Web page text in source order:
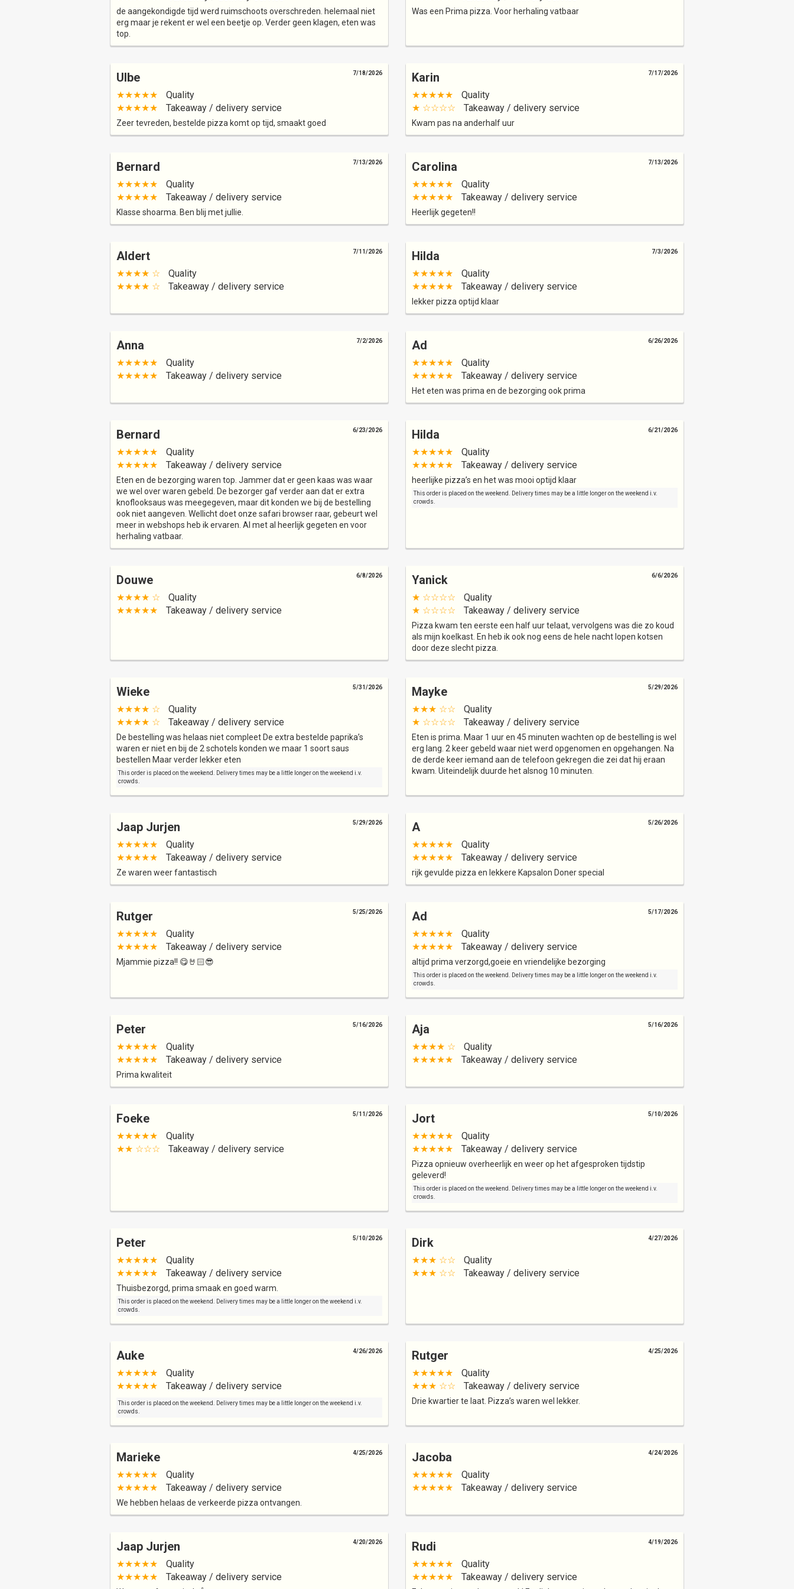
de aangekondigde tijd werd ruimschoots overschreden. helemaal niet
erg maar je rekent er wel een beetje op. Verder geen klagen, eten was
top.
Was een Prima pizza. Voor herhaling vatbaar
Ulbe
★★★★★
Quality
★★★★★
Takeaway / delivery service
Zeer tevreden, bestelde pizza komt op tijd, smaakt goed
7/18/2026 Karin
★★★★★
Quality
★ ☆☆☆☆
Takeaway / delivery service
Kwam pas na anderhalf uur
7/17/2026
Bernard
★★★★★
Quality
★★★★★
Takeaway / delivery service
Klasse shoarma. Ben blij met jullie.
7/13/2026 Carolina
★★★★★
Quality
★★★★★
Takeaway / delivery service
Heerlijk gegeten!!
7/13/2026
Aldert
★★★★ ☆
Quality
★★★★ ☆
Takeaway / delivery service
7/11/2026 Hilda
★★★★★
Quality
★★★★★
Takeaway / delivery service
lekker pizza optijd klaar
7/3/2026
Anna
★★★★★
Quality
★★★★★
Takeaway / delivery service
7/2/2026 Ad
★★★★★
Quality
★★★★★
Takeaway / delivery service
Het eten was prima en de bezorging ook prima
6/26/2026
Bernard
★★★★★
Quality
★★★★★
Takeaway / delivery service
Eten en de bezorging waren top. Jammer dat er geen kaas was waar
we wel over waren gebeld. De bezorger gaf verder aan dat er extra
knoflooksaus was meegegeven, maar dit konden we bij de bestelling
ook niet aangeven. Wellicht doet onze safari browser raar, gebeurt wel
meer in webshops heb ik ervaren. Al met al heerlijk gegeten en voor
herhaling vatbaar.
6/23/2026 Hilda
★★★★★
Quality
★★★★★
Takeaway / delivery service
heerlijke pizza’s en het was mooi optijd klaar
This order is placed on the weekend. Delivery times may be a little longer on the weekend i.v.
crowds.
6/21/2026
Douwe
★★★★ ☆
Quality
★★★★★
Takeaway / delivery service
6/8/2026 Yanick
★ ☆☆☆☆
Quality
★ ☆☆☆☆
Takeaway / delivery service
Pizza kwam ten eerste een half uur telaat, vervolgens was die zo koud
als mijn koelkast. En heb ik ook nog eens de hele nacht lopen kotsen
door deze slecht pizza.
6/6/2026
Wieke
★★★★ ☆
Quality
★★★★ ☆
Takeaway / delivery service
De bestelling was helaas niet compleet De extra bestelde paprika’s
waren er niet en bij de 2 schotels konden we maar 1 soort saus
bestellen Maar verder lekker eten
This order is placed on the weekend. Delivery times may be a little longer on the weekend i.v.
crowds.
5/31/2026 Mayke
★★★ ☆☆
Quality
★ ☆☆☆☆
Takeaway / delivery service
Eten is prima. Maar 1 uur en 45 minuten wachten op de bestelling is wel
erg lang. 2 keer gebeld waar niet werd opgenomen en opgehangen. Na
de derde keer iemand aan de telefoon gekregen die zei dat hij eraan
kwam. Uiteindelijk duurde het alsnog 10 minuten.
5/29/2026
Jaap Jurjen
★★★★★
Quality
★★★★★
Takeaway / delivery service
Ze waren weer fantastisch
5/29/2026 A
★★★★★
Quality
★★★★★
Takeaway / delivery service
rijk gevulde pizza en lekkere Kapsalon Doner special
5/26/2026
Rutger
★★★★★
Quality
★★★★★
Takeaway / delivery service
Mjammie pizza!! 😋🤘🏻😎
5/25/2026 Ad
★★★★★
Quality
★★★★★
Takeaway / delivery service
altijd prima verzorgd,goeie en vriendelijke bezorging
This order is placed on the weekend. Delivery times may be a little longer on the weekend i.v.
crowds.
5/17/2026
Peter
★★★★★
Quality
★★★★★
Takeaway / delivery service
Prima kwaliteit
5/16/2026 Aja
★★★★ ☆
Quality
★★★★★
Takeaway / delivery service
5/16/2026
Foeke
★★★★★
Quality
★★ ☆☆☆
Takeaway / delivery service
5/11/2026 Jort
★★★★★
Quality
★★★★★
Takeaway / delivery service
Pizza opnieuw overheerlijk en weer op het afgesproken tijdstip
geleverd!
This order is placed on the weekend. Delivery times may be a little longer on the weekend i.v.
crowds.
5/10/2026
Peter
★★★★★
Quality
★★★★★
Takeaway / delivery service
Thuisbezorgd, prima smaak en goed warm.
This order is placed on the weekend. Delivery times may be a little longer on the weekend i.v.
crowds.
5/10/2026 Dirk
★★★ ☆☆
Quality
★★★ ☆☆
Takeaway / delivery service
4/27/2026
Auke
★★★★★
Quality
★★★★★
Takeaway / delivery service
This order is placed on the weekend. Delivery times may be a little longer on the weekend i.v.
crowds.
4/26/2026 Rutger
★★★★★
Quality
★★★ ☆☆
Takeaway / delivery service
Drie kwartier te laat. Pizza’s waren wel lekker.
4/25/2026
Marieke
★★★★★
Quality
★★★★★
Takeaway / delivery service
We hebben helaas de verkeerde pizza ontvangen.
4/25/2026 Jacoba
★★★★★
Quality
★★★★★
Takeaway / delivery service
4/24/2026
Jaap Jurjen
★★★★★
Quality
★★★★★
Takeaway / delivery service
4/20/2026 Rudi
★★★★★
Quality
★★★★★
Takeaway / delivery service
4/19/2026